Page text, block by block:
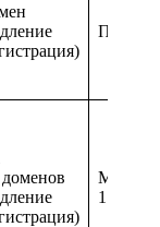
1 месяц